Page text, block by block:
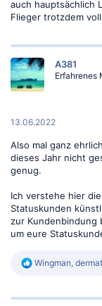
auch hauptsächlich
Flieger trotzdem
A381
Erfahrenes
13.06.2022
Also mal ganz
dieses Jahr nicht
genug.
Ich verstehe hier
Statuskunden
zur Kundenbindung
um eure
R
k
Wingman,